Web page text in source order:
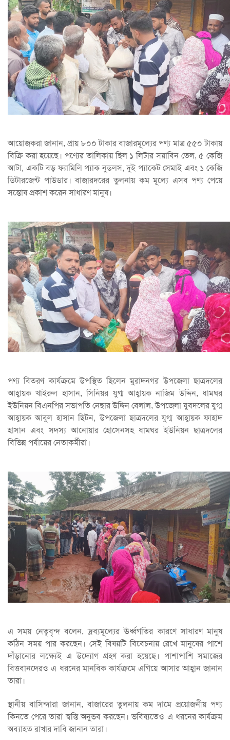
আয়োজকরা জানান, প্রায় ৮০০ টাকার বাজারমূল্যের পণ্য মাত্র ৫৫০ টাকায়
বিক্রি করা হয়েছে। পণ্যের তালিকায় ছিল ১ লিটার সয়াবিন তেল, ৫ কেজি
আটা, একটি বড় ফ্যামিলি প্যাক নুডলস, দুই প্যাকেট সেমাই এবং ১ কেজি
ডিটারজেন্ট পাউডার। বাজারদরের তুলনায় কম মূল্যে এসব পণ্য পেয়ে
সন্তোষ প্রকাশ করেন সাধারণ মানুষ।
পণ্য বিতরণ কার্যক্রমে উপস্থিত ছিলেন মুরাদনগর উপজেলা ছাত্রদলের
আহ্বায়ক খাইরুল হাসান, সিনিয়র যুগ্ম আহ্বায়ক নাজিম উদ্দিন, ধামঘর
ইউনিয়ন বিএনপির সভাপতি নেছার উদ্দিন বেলাল, উপজেলা যুবদলের যুগ্ম
আহ্বায়ক আবুল হাসান ছিটন, উপজেলা ছাত্রদলের যুগ্ম আহ্বায়ক ফাহাদ
হাসান এবং সদস্য আনোয়ার হোসেনসহ ধামঘর ইউনিয়ন ছাত্রদলের
বিভিন্ন পর্যায়ের নেতাকর্মীরা।
এ সময় নেতৃবৃন্দ বলেন, দ্রব্যমূল্যের ঊর্ধ্বগতির কারণে সাধারণ মানুষ
কঠিন সময় পার করছেন। সেই বিষয়টি বিবেচনায় রেখে মানুষের পাশে
দাঁড়ানোর লক্ষ্যেই এ উদ্যোগ গ্রহণ করা হয়েছে। পাশাপাশি সমাজের
বিত্তবানদেরও এ ধরনের মানবিক কার্যক্রমে এগিয়ে আসার আহ্বান জানান
তারা।
স্থানীয় বাসিন্দারা জানান, বাজারের তুলনায় কম দামে প্রয়োজনীয় পণ্য
কিনতে পেরে তারা স্বস্তি অনুভব করছেন। ভবিষ্যতেও এ ধরনের কার্যক্রম
অব্যাহত রাখার দাবি জানান তারা।